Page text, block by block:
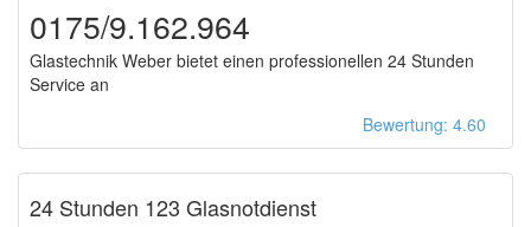
0175/9.162.964
Glastechnik Weber bietet einen professionellen 24 Stunden
Service an
Bewertung: 4.60
24 Stunden 123 Glasnotdienst